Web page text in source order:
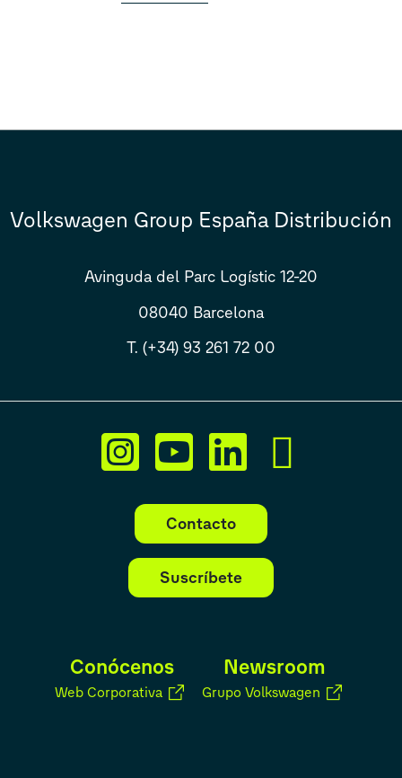
Volkswagen Group España Distribución
Avinguda del Parc Logístic 12-20
08040 Barcelona
T. (+34) 93 261 72 00
Contacto
Suscríbete
Conócenos
Web Corporativa
Newsroom
Grupo Volkswagen